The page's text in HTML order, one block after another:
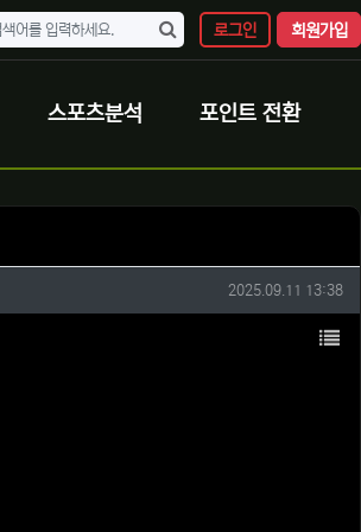
로그인 회원가입
스포츠분석 포인트 전환
작성일
2025.09.11 13:38
목